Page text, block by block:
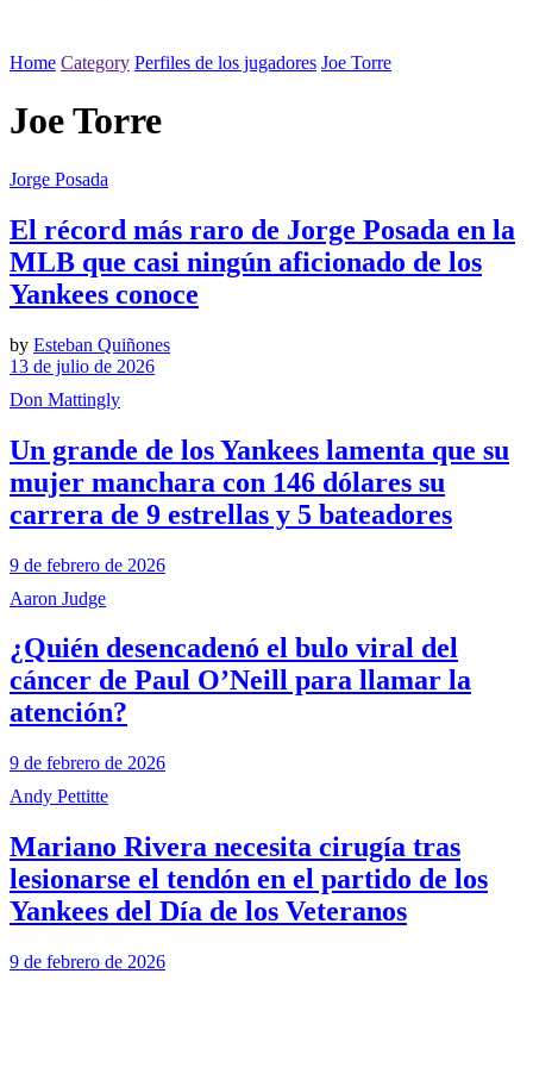
Home Category Perfiles de los jugadores Joe Torre
Joe Torre
Jorge Posada
El récord más raro de Jorge Posada en la
MLB que casi ningún aficionado de los
Yankees conoce
by Esteban Quiñones
13 de julio de 2026
Don Mattingly
Un grande de los Yankees lamenta que su
mujer manchara con 146 dólares su
carrera de 9 estrellas y 5 bateadores
9 de febrero de 2026
Aaron Judge
¿Quién desencadenó el bulo viral del
cáncer de Paul O’Neill para llamar la
atención?
9 de febrero de 2026
Andy Pettitte
Mariano Rivera necesita cirugía tras
lesionarse el tendón en el partido de los
Yankees del Día de los Veteranos
9 de febrero de 2026